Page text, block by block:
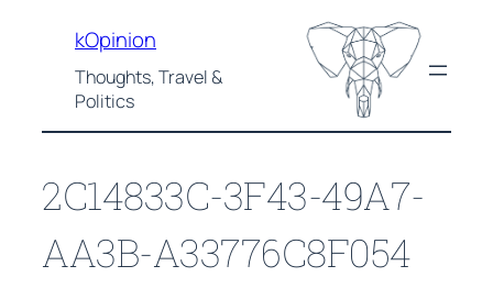
springen
kOpinion
Thoughts, Travel &
Politics
2C14833C-3F43-49A7-
AA3B-A33776C8F054